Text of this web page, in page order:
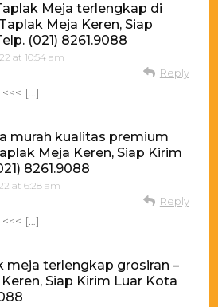
Meja terlengkap di
Meja Keren, Siap
(021) 8261.9088
at 10:54 am
Reply
[…]
murah kualitas premium
Meja Keren, Siap Kirim
8261.9088
at 6:28 am
Reply
[…]
meja terlengkap grosiran –
Siap Kirim Luar Kota